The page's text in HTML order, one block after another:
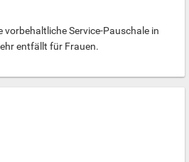
vorbehaltliche Service-Pauschale in
entfällt für Frauen.